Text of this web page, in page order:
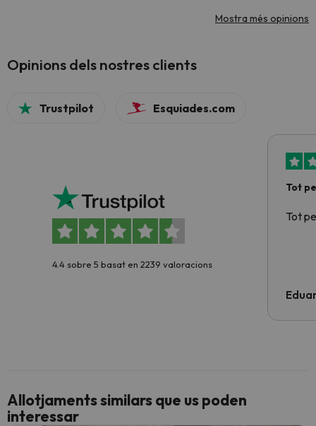
Mostra més opinions
Opinions dels nostres clients
Trustpilot Esquiades.com
4.4 sobre 5 basat en 2239 valoracions
Tot
Tot
Allotjaments similars que us poden
interessar